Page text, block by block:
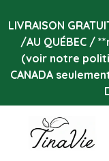
au
contenu
LIVRAISON
/AU QUÉBEC /
(voir notre
CANADA